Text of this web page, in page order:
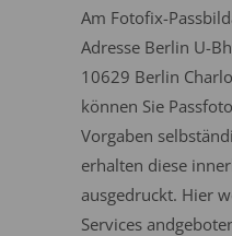
Am Fotofix-
Adresse Berlin U-
10629 Berlin
können Sie
Vorgaben
erhalten diese
ausgedruckt. Hier
Services